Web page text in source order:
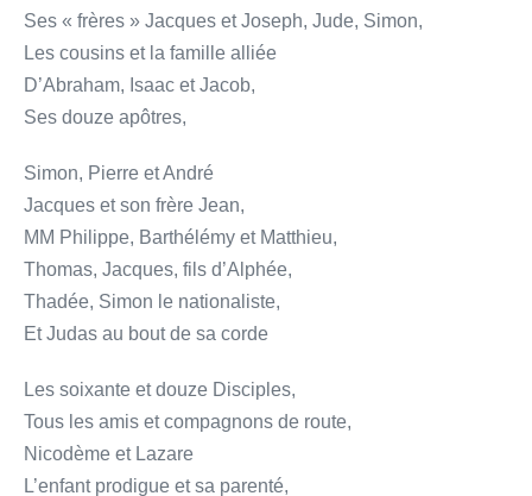
Ses « frères » Jacques et Joseph, Jude, Simon,
Les cousins et la famille alliée
D’Abraham, Isaac et Jacob,
Ses douze apôtres,
Simon, Pierre et André
Jacques et son frère Jean,
MM Philippe, Barthélémy et Matthieu,
Thomas, Jacques, fils d’Alphée,
Thadée, Simon le nationaliste,
Et Judas au bout de sa corde
Les soixante et douze Disciples,
Tous les amis et compagnons de route,
Nicodème et Lazare
L’enfant prodigue et sa parenté,